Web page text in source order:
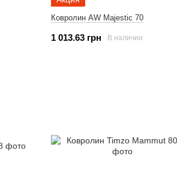
Ковролин AW Majestic 70
1 013.63 грн В наличии